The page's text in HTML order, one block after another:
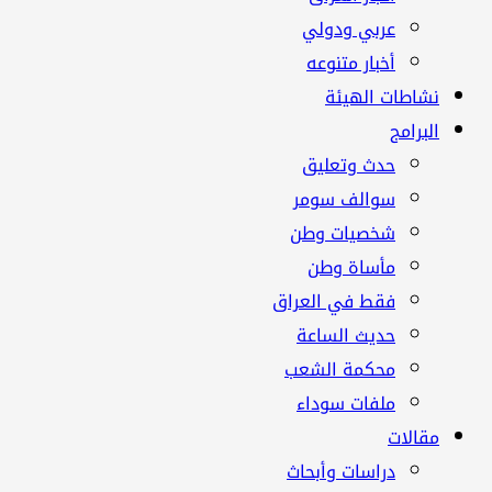
عربي ودولي
أخبار متنوعه
نشاطات الهيئة
البرامج
حدث وتعليق
سوالف سومر
شخصيات وطن
مأساة وطن
فقط في العراق
حديث الساعة
محكمة الشعب
ملفات سوداء
مقالات
دراسات وأبحاث